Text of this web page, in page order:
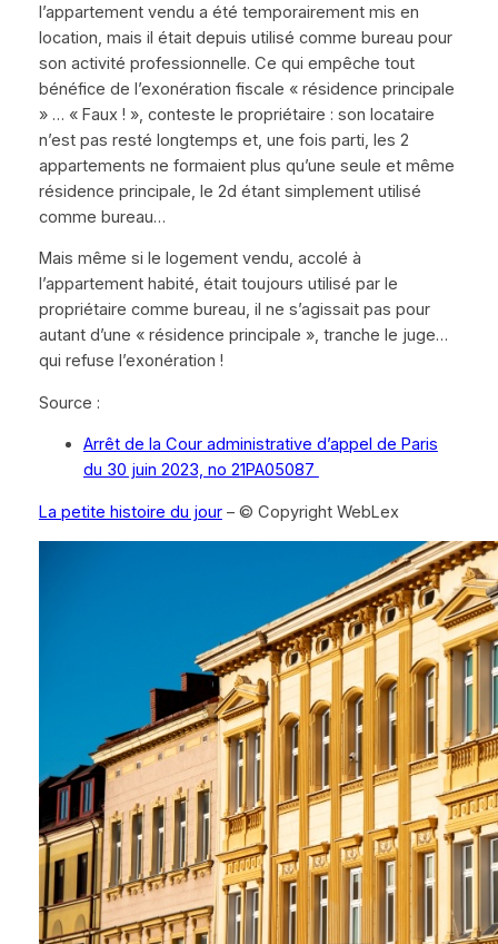
l’appartement vendu a été temporairement mis en
location, mais il était depuis utilisé comme bureau pour
son activité professionnelle. Ce qui empêche tout
bénéfice de l’exonération fiscale « résidence principale
» … « Faux ! », conteste le propriétaire : son locataire
n’est pas resté longtemps et, une fois parti, les 2
appartements ne formaient plus qu’une seule et même
résidence principale, le 2d étant simplement utilisé
comme bureau…
Mais même si le logement vendu, accolé à
l’appartement habité, était toujours utilisé par le
propriétaire comme bureau, il ne s’agissait pas pour
autant d’une « résidence principale », tranche le juge…
qui refuse l’exonération !
Source :
Arrêt de la Cour administrative d’appel de Paris
du 30 juin 2023, no 21PA05087
La petite histoire du jour– © Copyright WebLex